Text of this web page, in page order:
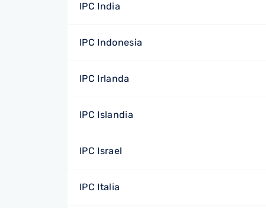
IPC India
IPC Indonesia
IPC Irlanda
IPC Islandia
IPC Israel
IPC Italia